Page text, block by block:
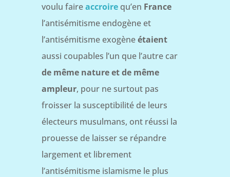
voulu faireaccroirequ’en France
l’antisémitisme endogène et
l’antisémitisme exogèneétaient
aussi coupables l’un que l’autre car
de même nature et de même
ampleur, pour ne surtout pas
froisser la susceptibilité de leurs
électeurs musulmans, ont réussi la
prouesse de laisser se répandre
largement et librement
l’antisémitisme islamisme le plus